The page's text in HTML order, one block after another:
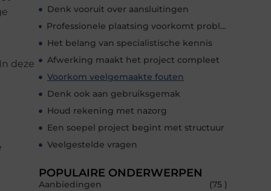
deze
Denk vooruit over aansluitingen
Professionele plaatsing voorkomt problemen
Het belang van specialistische kennis
Afwerking maakt het project compleet
Voorkom veelgemaakte fouten
Denk ook aan gebruiksgemak
Houd rekening met nazorg
Een soepel project begint met structuur
Veelgestelde vragen
POPULAIRE ONDERWERPEN
Aanbiedingen
(75 )